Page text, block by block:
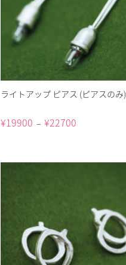
ライトアップ ピアス (ピアスのみ)
¥19900 – ¥22700